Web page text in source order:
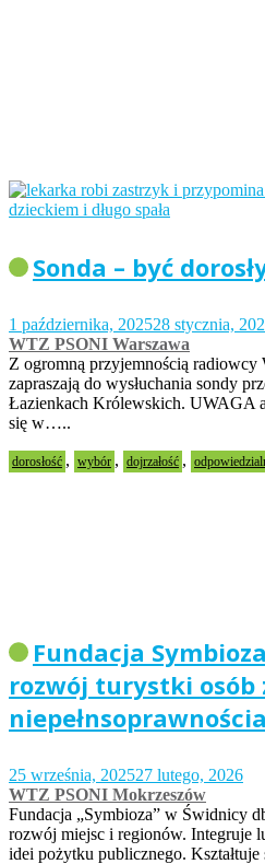
Sonda – być
1 października, 202528 stycznia,
WTZ PSONI Warszawa
Z ogromną przyjemnością radiowcy
zapraszają do wysłuchania sondy
Łazienkach Królewskich. UWAGA
się w…..
dorosłość , wybór , dojrzałość ,
Fundacja
rozwój turystki osób
25 września, 202527 lutego, 2026
WTZ PSONI Mokrzeszów
Fundacja „Symbioza” w Świdnicy
rozwój miejsc i regionów. Integruje
idei pożytku publicznego.